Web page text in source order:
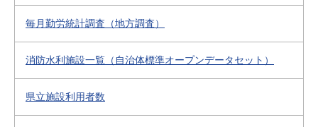
毎月勤労統計調査（地方調査）
消防水利施設一覧（自治体標準オープンデータセット）
県立施設利用者数